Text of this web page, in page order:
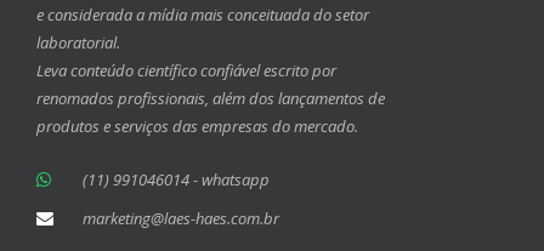
e considerada a mídia mais conceituada do setor
laboratorial.
Leva conteúdo científico confiável escrito por
renomados profissionais, além dos lançamentos de
produtos e serviços das empresas do mercado.
(11) 991046014 - whatsapp
marketing@laes-haes.com.br